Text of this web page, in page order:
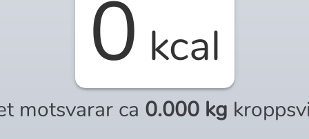
0 kcal
motsvarar ca 0.000 kg